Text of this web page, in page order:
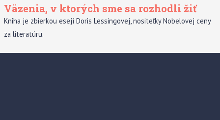
Väzenia, v ktorých sme sa rozhodli žiť
Kniha je zbierkou esejí Doris Lessingovej, nositeľky Nobelovej ceny
za literatúru.